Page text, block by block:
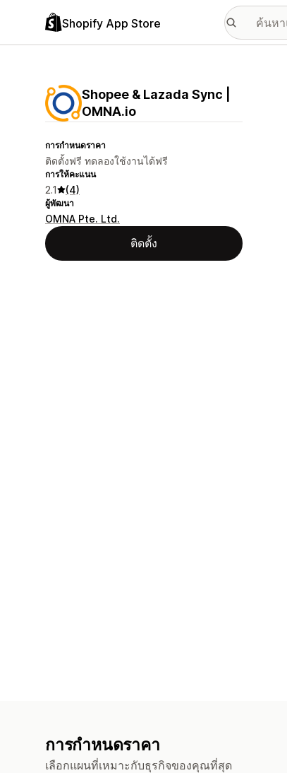
Shopify App Store
Shopee & Lazada Sync |
OMNA.io
การกำหนดราคา
ติดตั้งฟรี ทดลองใช้งานได้ฟรี
การให้คะแนน
2.1 (4)
ผู้พัฒนา
OMNA Pte. Ltd.
ติดตั้ง
การกำหนดราคา
เลือกแผนที่เหมาะกับธุรกิจของคุณที่สุด